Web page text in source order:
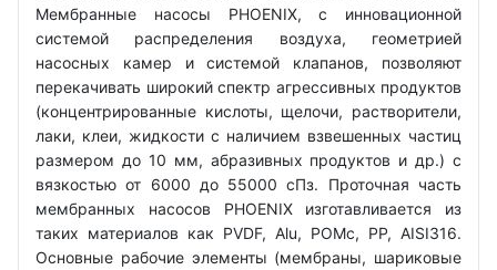
Мембранные насосы PHOENIX, с инновационной
системой распределения воздуха, геометрией
насосных камер и системой клапанов, позволяют
перекачивать широкий спектр агрессивных продуктов
(концентрированные кислоты, щелочи, растворители,
лаки, клеи, жидкости с наличием взвешенных частиц
размером до 10 мм, абразивных продуктов и др.) с
вязкостью от 6000 до 55000 сПз. Проточная часть
мембранных насосов PHOENIX изготавливается из
таких материалов как PVDF, Alu, POMc, PP, AISI316.
Основные рабочие элементы (мембраны, шариковые